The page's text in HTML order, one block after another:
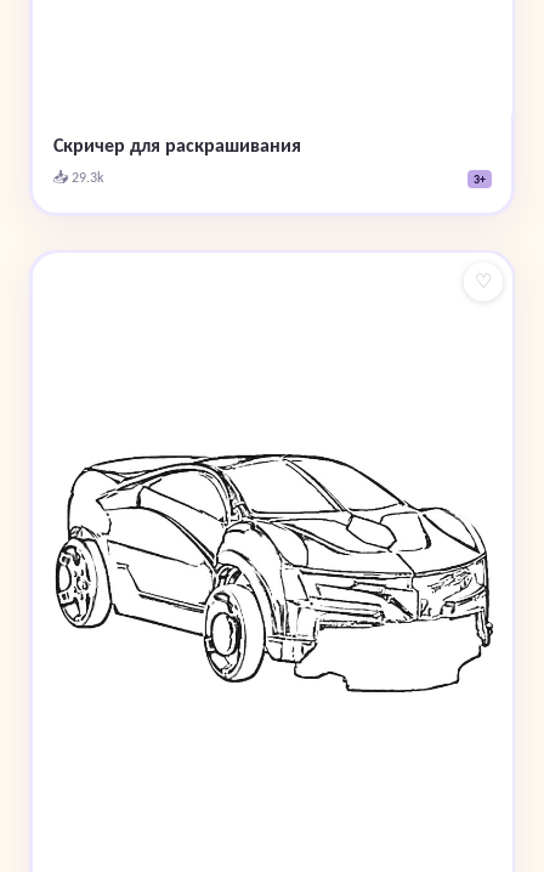
Скричер для раскрашивания
📥 29.3k 3+
♡